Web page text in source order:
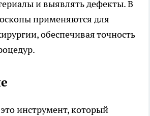
и выявлять дефекты. В
применяются для
обеспечивая точность
инструмент, который